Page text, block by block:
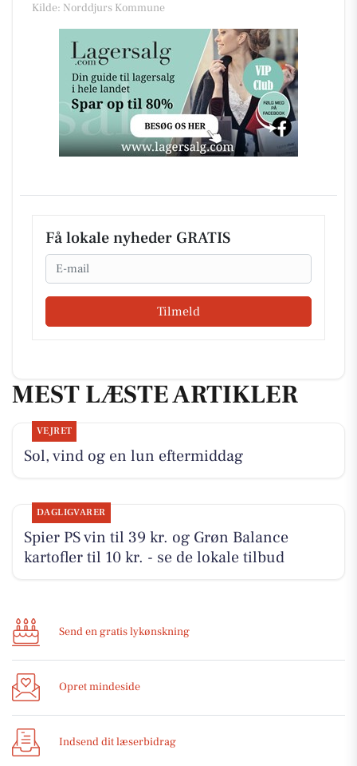
Kilde: Norddjurs Kommune
Få lokale nyheder GRATIS
Email
Tilmeld
MEST LÆSTE ARTIKLER
VEJRET
Sol, vind og en lun eftermiddag
DAGLIGVARER
Spier PS vin til 39 kr. og Grøn Balance
kartofler til 10 kr. - se de lokale tilbud
Send en gratis lykønskning
Opret mindeside
Indsend dit læserbidrag